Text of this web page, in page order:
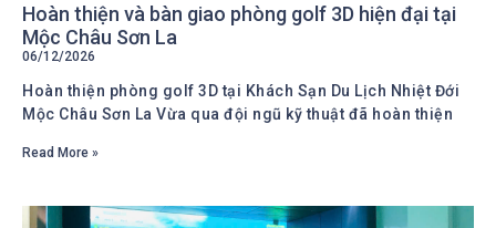
Hoàn thiện và bàn giao phòng golf 3D hiện đại tại
Mộc Châu Sơn La
06/12/2026
Hoàn thiện phòng golf 3D tại Khách Sạn Du Lịch Nhiệt Đới
Mộc Châu Sơn La Vừa qua đội ngũ kỹ thuật đã hoàn thiện
Read More »